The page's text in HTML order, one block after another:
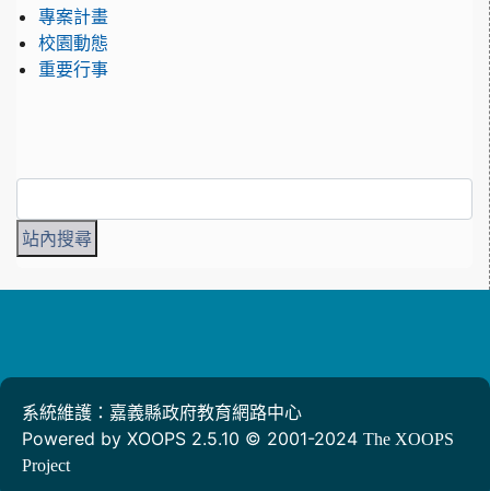
專案計畫
校園動態
重要行事
系統維護：嘉義縣政府教育網路中心
Powered by XOOPS 2.5.10 © 2001-2024 The XOOPS
Project